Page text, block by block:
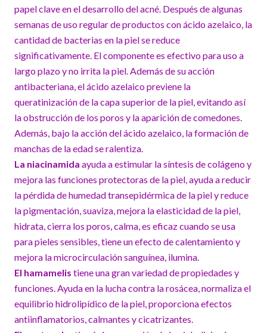
papel clave en el desarrollo del acné. Después de algunas
semanas de uso regular de productos con ácido azelaico, la
cantidad de bacterias en la piel se reduce
significativamente. El componente es efectivo para uso a
largo plazo y no irrita la piel. Además de su acción
antibacteriana, el ácido azelaico previene la
queratinización de la capa superior de la piel, evitando así
la obstrucción de los poros y la aparición de comedones.
Además, bajo la acción del ácido azelaico, la formación de
manchas de la edad se ralentiza.
La niacinamida ayuda a estimular la síntesis de colágeno y
mejora las funciones protectoras de la piel, ayuda a reducir
la pérdida de humedad transepidérmica de la piel y reduce
la pigmentación, suaviza, mejora la elasticidad de la piel,
hidrata, cierra los poros, calma, es eficaz cuando se usa
para pieles sensibles, tiene un efecto de calentamiento y
mejora la microcirculación sanguínea, ilumina.
El hamamelis tiene una gran variedad de propiedades y
funciones. Ayuda en la lucha contra la rosácea, normaliza el
equilibrio hidrolipídico de la piel, proporciona efectos
antiinflamatorios, calmantes y cicatrizantes.